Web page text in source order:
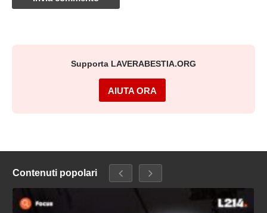
Supporta LAVERABESTIA.ORG
AIUTA ORA
Contenuti popolari